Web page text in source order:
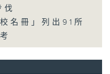
伐
名冊」列出91所